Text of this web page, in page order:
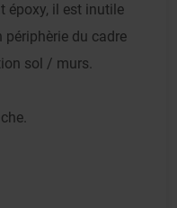
époxy, il est inutile
du cadre
sol / murs.